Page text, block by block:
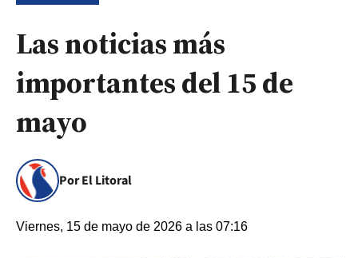
Las noticias más
importantes del 15 de
mayo
Por El Litoral
Viernes, 15 de mayo de 2026 a las 07:16